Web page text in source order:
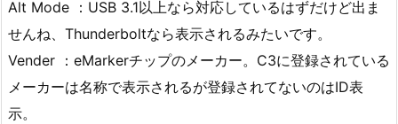
Alt Mode ：USB 3.1以上なら対応しているはずだけど出ま
せんね、Thunderboltなら表示されるみたいです。
Vender ：eMarkerチップのメーカー。C3に登録されている
メーカーは名称で表示されるが登録されてないのはID表
示。